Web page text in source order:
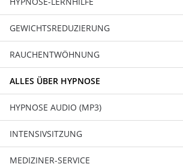
HYPNOSE- WOCHENENDSTUDIUM
FACHSPEZIFISCHE AUSBILDUNGEN
AUSBILDUNGSPHILOSOPHIE
AUSBILDUNGSRÄUMLICHKEITEN
HYPNOSETREFFEN
AUSBILDUNGSBAUSTEIN 2
AUSBILDUNGSBAUSTEIN 3
AUSBILDUNGSBAUSTEIN 4
AUSBILDUNGSBAUSTEIN 5
AUSBILDUNGSBAUSTEIN 6
AUSBILDUNGSBAUSTEIN 7
AUTOSUGGESTIVES TRAINING
REIKI
PRÜFUNGSÄNGSTE
KONZENTRATIONSSCHWÄCHEN
ERSCHWERTES LERNEN
NEGATIVE GRUNDEINSTELLUNG
STRESSEINWIRKUNGEN
ZUSAMMENARBEIT MIT
GEWICHTSREDUZIERUNG
RAUCHENTWÖHNUNG
ALLES ÜBER HYPNOSE
HYPNOSE
GRUNDLAGEN
DAS GEFÜHL
PSYCHOLOGIE
GEHIRNFORSCHUNG
HYPNOSE AUDIO (MP3)
INTENSIVSITZUNG
MEDIZINER-SERVICE